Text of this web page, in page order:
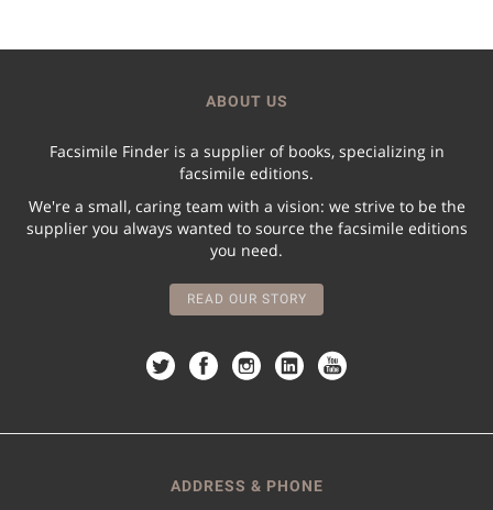
ABOUT US
Facsimile Finder is a supplier of books, specializing in
facsimile editions.
We're a small, caring team with a vision: we strive to be the
supplier you always wanted to source the facsimile editions
you need.
READ OUR STORY
ADDRESS & PHONE